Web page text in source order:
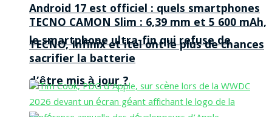
Android 17 est officiel : quels smartphones
TECNO, Infinix et itel ont le plus de chances
d’être mis à jour ?
TECNO CAMON Slim : 6,39 mm et 5 600 mAh,
le smartphone ultra-fin qui refuse de
sacrifier la batterie